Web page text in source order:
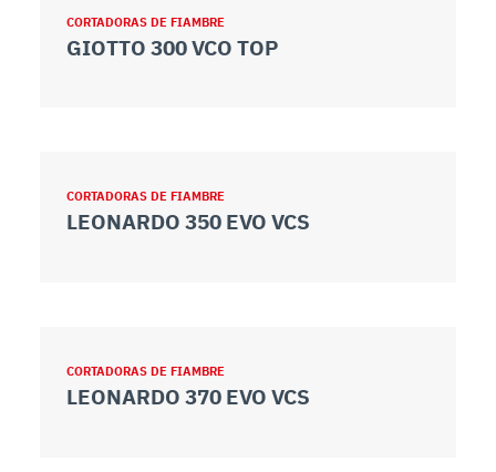
CORTADORAS DE FIAMBRE
GIOTTO 300 VCO TOP
CORTADORAS DE FIAMBRE
LEONARDO 350 EVO VCS
CORTADORAS DE FIAMBRE
LEONARDO 370 EVO VCS